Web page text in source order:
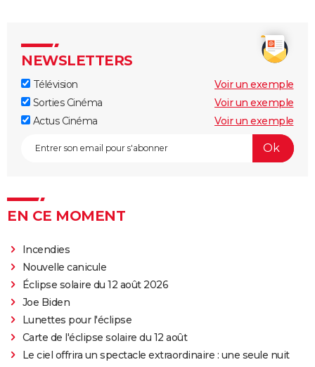
NEWSLETTERS
Télévision
Voir un exemple
Sorties Cinéma
Voir un exemple
Actus Cinéma
Voir un exemple
EN CE MOMENT
Incendies
Nouvelle canicule
Éclipse solaire du 12 août 2026
Joe Biden
Lunettes pour l'éclipse
Carte de l'éclipse solaire du 12 août
Le ciel offrira un spectacle extraordinaire : une seule nuit